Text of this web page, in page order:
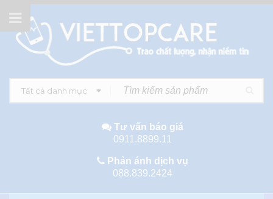
Tất cả danh mục
Tư vấn báo giá
0911.8899.11
Phản ánh dịch vụ
088.839.2424